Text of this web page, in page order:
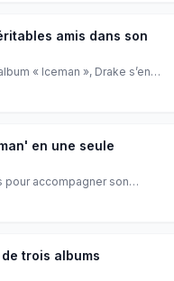
amis dans son
« Iceman », Drake s’en
Lamar, dévoilant une
qui fait vibrer la
en une seule
pour accompagner son
en un spectacle visuel
trois albums